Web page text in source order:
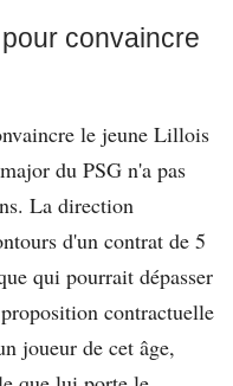
convaincre
le jeune Lillois
du PSG n'a pas
La direction
d'un contrat de 5
qui pourrait dépasser
contractuelle
joueur de cet âge,